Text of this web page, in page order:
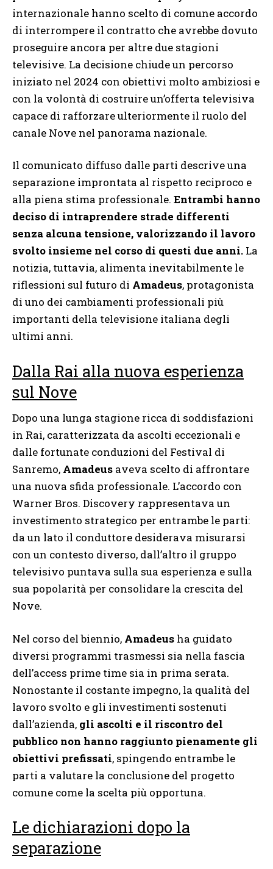
internazionale hanno scelto di comune accordo
di interrompere il contratto che avrebbe dovuto
proseguire ancora per altre due stagioni
televisive. La decisione chiude un percorso
iniziato nel 2024 con obiettivi molto ambiziosi e
con la volontà di costruire un’offerta televisiva
capace di rafforzare ulteriormente il ruolo del
canale Nove nel panorama nazionale.
Il comunicato diffuso dalle parti descrive una
separazione improntata al rispetto reciproco e
alla piena stima professionale. Entrambi hanno
deciso di intraprendere strade differenti
senza alcuna tensione, valorizzando il lavoro
svolto insieme nel corso di questi due anni. La
notizia, tuttavia, alimenta inevitabilmente le
riflessioni sul futuro di Amadeus, protagonista
di uno dei cambiamenti professionali più
importanti della televisione italiana degli
ultimi anni.
Dalla Rai alla nuova esperienza
sul Nove
Dopo una lunga stagione ricca di soddisfazioni
in Rai, caratterizzata da ascolti eccezionali e
dalle fortunate conduzioni del Festival di
Sanremo, Amadeus aveva scelto di affrontare
una nuova sfida professionale. L’accordo con
Warner Bros. Discovery rappresentava un
investimento strategico per entrambe le parti:
da un lato il conduttore desiderava misurarsi
con un contesto diverso, dall’altro il gruppo
televisivo puntava sulla sua esperienza e sulla
sua popolarità per consolidare la crescita del
Nove.
Nel corso del biennio, Amadeus ha guidato
diversi programmi trasmessi sia nella fascia
dell’access prime time sia in prima serata.
Nonostante il costante impegno, la qualità del
lavoro svolto e gli investimenti sostenuti
dall’azienda, gli ascolti e il riscontro del
pubblico non hanno raggiunto pienamente gli
obiettivi prefissati, spingendo entrambe le
parti a valutare la conclusione del progetto
comune come la scelta più opportuna.
Le dichiarazioni dopo la
separazione